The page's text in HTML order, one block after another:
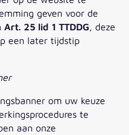
geven voor de
Art. 25 lid 1 TTDDG , deze
een later tijdstip
om uw keuze
te
aan onze